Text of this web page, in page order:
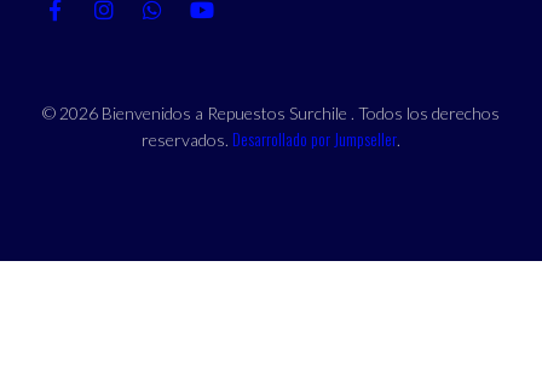
© 2026 Bienvenidos a Repuestos Surchile . Todos los derechos
reservados. Desarrollado por Jumpseller.